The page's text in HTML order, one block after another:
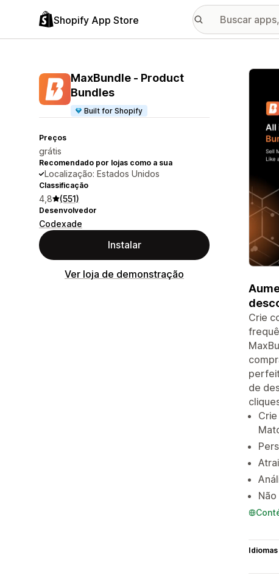
Shopify App Store
MaxBundle ‑ Product
Bundles
Built for Shopify
Preços
grátis
Recomendado por lojas como a sua
Localização: Estados Unidos
Classificação
4,8 (551)
Desenvolvedor
Codexade
Instalar
Ver loja de demonstração
Crie
de
Idiomas